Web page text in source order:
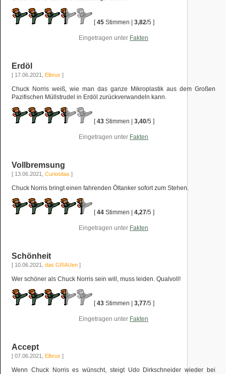
[45 Stimmen |3,82/5 ]
Eingetragen unter Fakten
Erdöl
[ 17.06.2021,Elbrus ]
Chuck Norris weiß, wie man das ganze Mikroplastik aus dem Großen
Pazifischen Müllstrudel in Erdöl zurückverwandeln kann.
[43 Stimmen |3,40/5 ]
Eingetragen unter Fakten
Vollbremsung
[ 13.06.2021,Curiositas ]
Chuck Norris bringt einen fahrenden Öltanker sofort zum Stehen.
[44 Stimmen |4,27/5 ]
Eingetragen unter Fakten
Schönheit
[ 10.06.2021,das GRAUen ]
Wer schöner als Chuck Norris sein will, muss leiden. Qualvoll!
[43 Stimmen |3,77/5 ]
Eingetragen unter Fakten
Accept
[ 07.06.2021,Elbrus ]
Wenn Chuck Norris es wünscht, steigt Udo Dirkschneider wieder bei